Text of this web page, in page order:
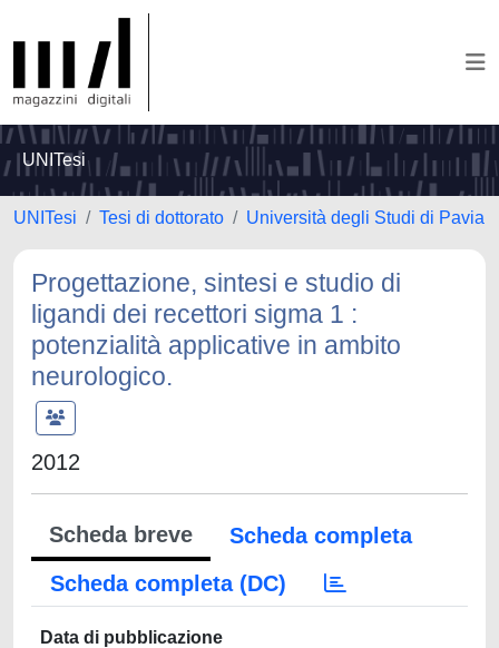
UNITesi
UNITesi Tesi di dottorato Università degli Studi di Pavia
Progettazione, sintesi e studio di
ligandi dei recettori sigma 1 :
potenzialità applicative in ambito
neurologico.
2012
Scheda breve
Scheda completa
Scheda completa (DC)
Data di pubblicazione